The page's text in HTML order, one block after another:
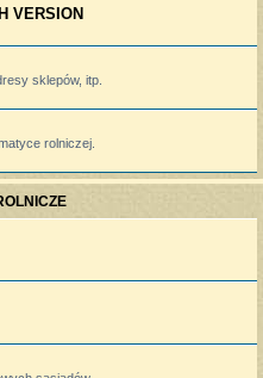
VERSION
sklepów, itp.
rolniczej.